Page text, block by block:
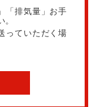
「排気量」お手
。
っていただく場